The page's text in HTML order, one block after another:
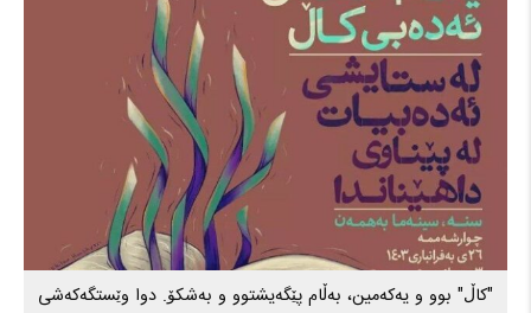
"کاڵ" بوو و یەکەمین، بەڵام پێگەیشتوو و بەشکۆ. دوا وێستگەکەشی